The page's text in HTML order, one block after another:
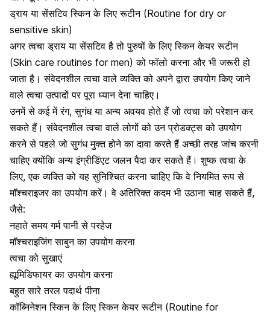
ड्राय या सेंसटिव स्किन के लिए रूटीन (Routine for dry or
sensitive skin)
अगर त्वचा ड्राय या सेंसटिव है तो पुरुषों के लिए स्किन केयर रूटीन
(Skin care routines for men) को फॉलो करना और भी जरूरी हो
जाता है। संवेदनशील त्वचा वाले व्यक्ति को अपने द्वारा उपयोग किए जाने
वाले त्वचा उत्पादों पर पूरा ध्यान देना चाहिए।
उनमें से कई में रंग, सुगंध या अन्य अवयव होते हैं जो त्वचा को परेशान कर
सकते हैं। संवेदनशील त्वचा वाले लोगों को उन प्रोडक्ट्स को उपयोग
करने से पहले जो सुगंध मुक्त होने का दावा करते हैं अच्छी तरह जांच करनी
चाहिए क्योंकि अन्य इंग्रीडिंएट जलन पैदा कर सकते हैं। शुष्क त्वचा के
लिए, एक व्यक्ति को यह सुनिश्चित करना चाहिए कि वे नियमित रूप से
मॉश्चराइजर का उपयोग करें। वे अतिरिक्त कदम भी उठाना चाह सकते हैं,
जैसे:
नहाते समय गर्म पानी से परहेज
मॉश्चराइजिंग साबुन का उपयोग करना
त्वचा को सुखाएं
ह्यूमिडिफायर का उपयोग करना
बहुत सारे तरल पदार्थ पीना
कॉब्निनेशन स्किन के लिए स्किन केयर रूटीन (Routine for